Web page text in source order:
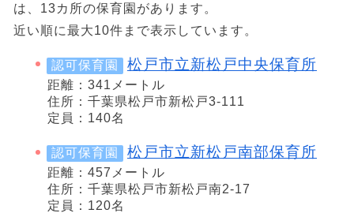
は、13カ所の保育園があります。
近い順に最大10件まで表示しています。
認可保育園 松戸市立新松戸中央保育所
距離：341メートル
住所：千葉県松戸市新松戸3-111
定員：140名
認可保育園 松戸市立新松戸南部保育所
距離：457メートル
住所：千葉県松戸市新松戸南2-17
定員：120名